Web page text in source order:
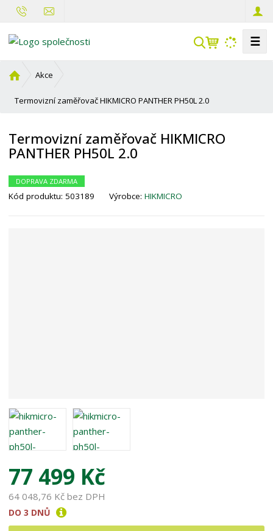
V
e
a
t
☰
o
í
s
r
a
Akce
Termovizní zaměřovač HIKMICRO PANTHER PH50L 2.0
Termovizní zaměřovač HIKMICRO
PANTHER PH50L 2.0
DOPRAVA ZDARMA
Kód produktu: 503189 Výrobce:HIKMICRO
77 499 Kč
64 048,76 Kč bez DPH
DO 3 DNŮ